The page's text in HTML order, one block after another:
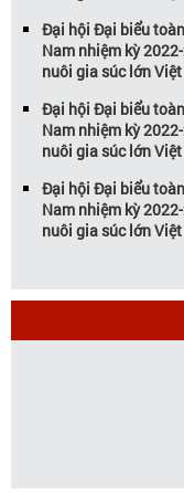
Đại hội Đại biểu
Nam nhiệm kỳ
nuôi gia súc lớn
Đại hội Đại biểu
Nam nhiệm kỳ
nuôi gia súc lớn
Đại hội Đại biểu
Nam nhiệm kỳ
nuôi gia súc lớn